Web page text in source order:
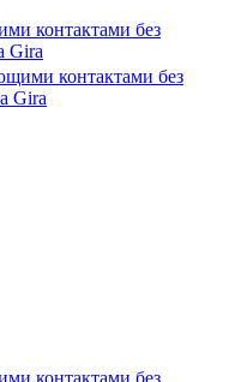
контактами без
Gira
контактами без